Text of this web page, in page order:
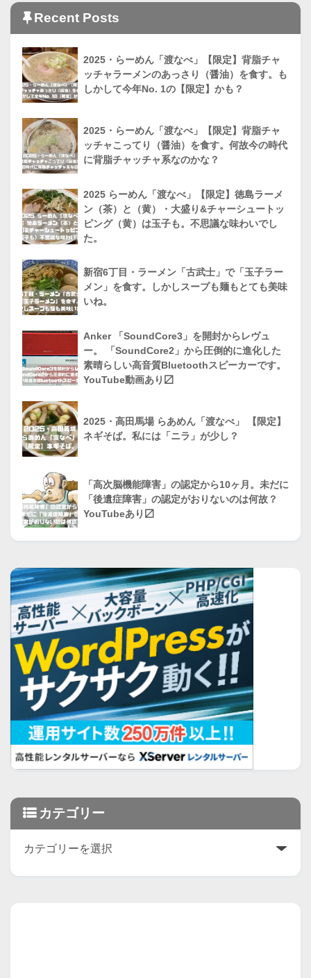
Recent Posts
2025・らーめん「渡なべ」【限定】背脂チャ
ッチャラーメンのあっさり（醤油）を食す。も
しかして今年No. 1の【限定】かも？
2025・らーめん「渡なべ」【限定】背脂チャ
ッチャこってり（醤油）を食す。何故今の時代
に背脂チャッチャ系なのかな？
2025 らーめん「渡なべ」【限定】徳島ラーメ
ン（茶）と（黄）・大盛り&チャーシュートッ
ピング（黄）は玉子も。不思議な味わいでし
た。
新宿6丁目・ラーメン「古武士」で「玉子ラー
メン」を食す。しかしスープも麺もとても美味
いね。
Anker 「SoundCore3」を開封からレヴュ
ー。 「SoundCore2」から圧倒的に進化した
素晴らしい高音質Bluetoothスピーカーです。
YouTube動画あり〼
2025・高田馬場 らあめん「渡なべ」 【限定】
ネギそば。私には「ニラ」が少し？
「高次脳機能障害」の認定から10ヶ月。未だに
「後遺症障害」の認定がおりないのは何故？
YouTubeあり〼
カテゴリー